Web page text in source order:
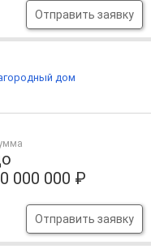
Отправить заявку
000 000 ₽
Отправить заявку
дом